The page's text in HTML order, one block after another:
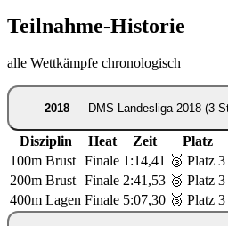
Teilnahme-Historie
alle Wettkämpfe chronologisch
2018 — DMS Landesliga 2018 (3
Disziplin Heat Zeit
Platz
100m Brust Finale 1:14,41 🥉 Platz 3
200m Brust Finale 2:41,53 🥉 Platz 3
400m Lagen Finale 5:07,30 🥉 Platz 3